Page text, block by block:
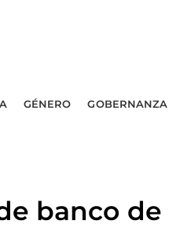
GÉNERO GOBERNANZA
banco de